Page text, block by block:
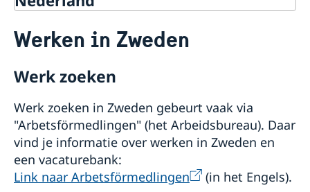
Zweden bezoeken
Parkering en parkeerboetes
Het Allemansrecht
Visa
Toerisme
Over Zweden
Wonen en werken in Zweden
Wonen
Werken
Ondernemen
Formaliteiten
Zweeds leren
Onderwijs en Diploma
Werken in Zweden
Werk zoeken
Werk zoeken in Zweden gebeurt vaak via
"Arbetsförmedlingen" (het Arbeidsbureau). Daar
vind je informatie over werken in Zweden en
een vacaturebank:
Link naar Arbetsförmedlingen
(in het Engels).